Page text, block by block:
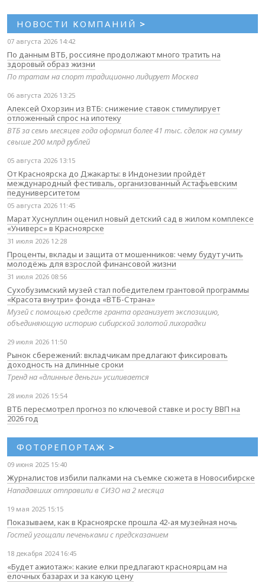
НОВОСТИ КОМПАНИЙ >
07 августа 2026 14:42
По данным ВТБ, россияне продолжают много тратить на
здоровый образ жизни
По тратам на спорт традиционно лидирует Москва
06 августа 2026 13:25
Алексей Охорзин из ВТБ: снижение ставок стимулирует
отложенный спрос на ипотеку
ВТБ за семь месяцев года оформил более 41 тыс. сделок на сумму
свыше 200 млрд рублей
05 августа 2026 13:15
От Красноярска до Джакарты: в Индонезии пройдёт
международный фестиваль, организованный Астафьевским
педуниверситетом
05 августа 2026 11:45
Марат Хуснуллин оценил новый детский сад в жилом комплексе
«Универс» в Красноярске
31 июля 2026 12:28
Проценты, вклады и защита от мошенников: чему будут учить
молодёжь для взрослой финансовой жизни
31 июля 2026 08:56
Сухобузимский музей стал победителем грантовой программы
«Красота внутри» фонда «ВТБ-Страна»
Музей с помощью средств гранта организует экспозицию,
объединяющую историю сибирской золотой лихорадки
29 июля 2026 11:50
Рынок сбережений: вкладчикам предлагают фиксировать
доходность на длинные сроки
Тренд на «длинные деньги» усиливается
28 июля 2026 15:54
ВТБ пересмотрел прогноз по ключевой ставке и росту ВВП на
2026 год
ФОТОРЕПОРТАЖ >
09 июня 2025 15:40
Журналистов избили палками на съемке сюжета в Новосибирске
Нападавших отправили в СИЗО на 2 месяца
19 мая 2025 15:15
Показываем, как в Красноярске прошла 42-ая музейная ночь
Гостей угощали печеньками с предсказанием
18 декабря 2024 16:45
«Будет ажиотаж»: какие елки предлагают красноярцам на
елочных базарах и за какую цену